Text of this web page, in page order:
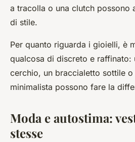
a tracolla o una clutch possono
di stile.
Per quanto riguarda i gioielli, è
qualcosa di discreto e raffinato:
cerchio, un braccialetto sottile o
minimalista possono fare la
Moda e autostima:
stesse